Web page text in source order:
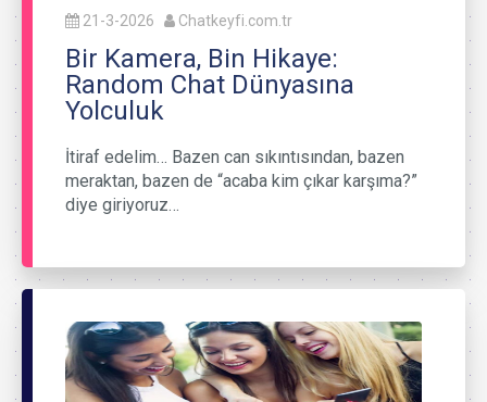
21-3-2026 Chatkeyfi.com.tr
Bir Kamera, Bin Hikaye:
Random Chat Dünyasına
Yolculuk
İtiraf edelim… Bazen can sıkıntısından, bazen
meraktan, bazen de “acaba kim çıkar karşıma?”
diye giriyoruz…